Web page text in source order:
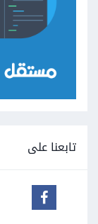
تابعنا على